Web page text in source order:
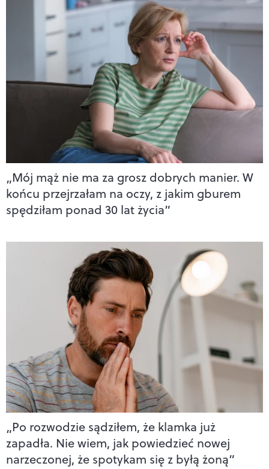
„Mój mąż nie ma za grosz dobrych manier. W
końcu przejrzałam na oczy, z jakim gburem
spędziłam ponad 30 lat życia”
„Po rozwodzie sądziłem, że klamka już
zapadła. Nie wiem, jak powiedzieć nowej
narzeczonej, że spotykam się z byłą żoną”